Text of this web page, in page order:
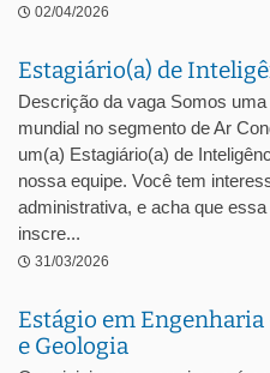
02/04/2026
Estagiário(a) de
Descrição da vaga Somos
mundial no segmento de Ar
um(a) Estagiário(a) de
nossa equipe. Você tem
administrativa, e acha que
inscre...
31/03/2026
Estágio em
e Geologia